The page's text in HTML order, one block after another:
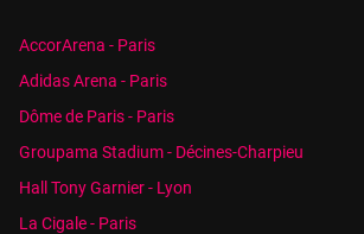
AccorArena - Paris
Adidas Arena - Paris
Dôme de Paris - Paris
Groupama Stadium - Décines-Charpieu
Hall Tony Garnier - Lyon
La Cigale - Paris